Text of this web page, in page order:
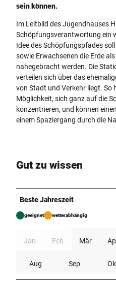
sein können.
Im Leitbild des Jugendhauses
Schöpfungsverantwortung ein
Idee des Schöpfungspfades
sowie Erwachsenen die Erde
nahegebracht werden. Die
verteilen sich über das
von Stadt und Verkehr liegt. So
Möglichkeit, sich ganz auf die
konzentrieren, und können
einem Spaziergang durch die
Gut zu wissen
Beste Jahreszeit
geeignet wetterabhängig
Jan Feb Mär
Aug Sep